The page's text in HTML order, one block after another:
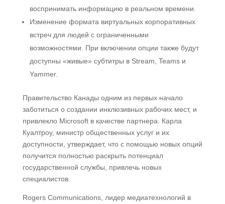
воспринимать информацию в реальном времени.
Изменение формата виртуальных корпоративных
встреч для людей с ограниченными
возможностями. При включении опции также будут
доступны «живые» субтитры в Stream, Teams и
Yammer.
Правительство Канады одним из первых начало
заботиться о создании инклюзивных рабочих мест, и
привлекло Microsoft в качестве партнера. Карла
Куалтроу, министр общественных услуг и их
доступности, утверждает, что с помощью новых опций
получится полностью раскрыть потенциал
государственной службы, привлечь новых
специалистов.
Rogers Communications, лидер медиатехнологий в